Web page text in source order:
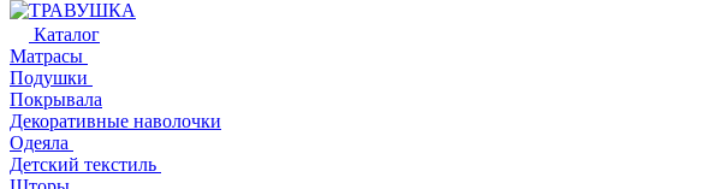
Каталог
Матрасы
Подушки
Покрывала
Декоративные наволочки
Одеяла
Детский текстиль